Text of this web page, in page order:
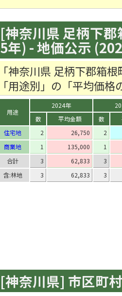
[神奈川県 足柄下
5年) - 地価公示
「神奈川県 足柄下郡箱
「用途別」の「平均価格
用途
2024年
数
平均金額 数
住宅地
2 26,750
2
商業地
1 135,000
1
合計
3 62,833
3
含:林地
3 62,833 3
[神奈川県] 市区町